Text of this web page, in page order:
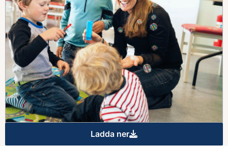
Ladda ner
Kommuner som